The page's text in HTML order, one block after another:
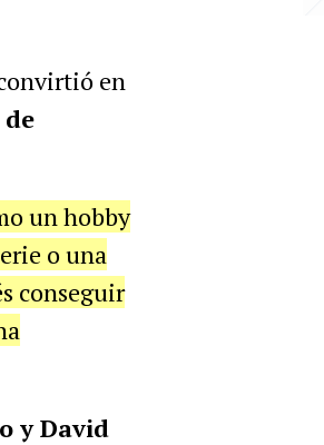
en
un hobby
o una
conseguir
y David